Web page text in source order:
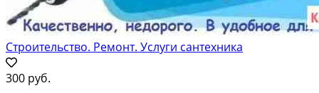
Строительство. Ремонт. Услуги сантехника
300 руб.